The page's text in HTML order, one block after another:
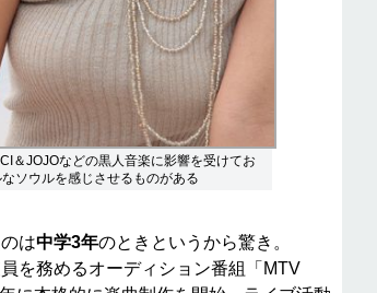
＆JOJOなどの黒人音楽に影響を受けてお
ソウルを感じさせるものがある
は中学3年のときというから驚き。
を務めるオーディション番組「MTV